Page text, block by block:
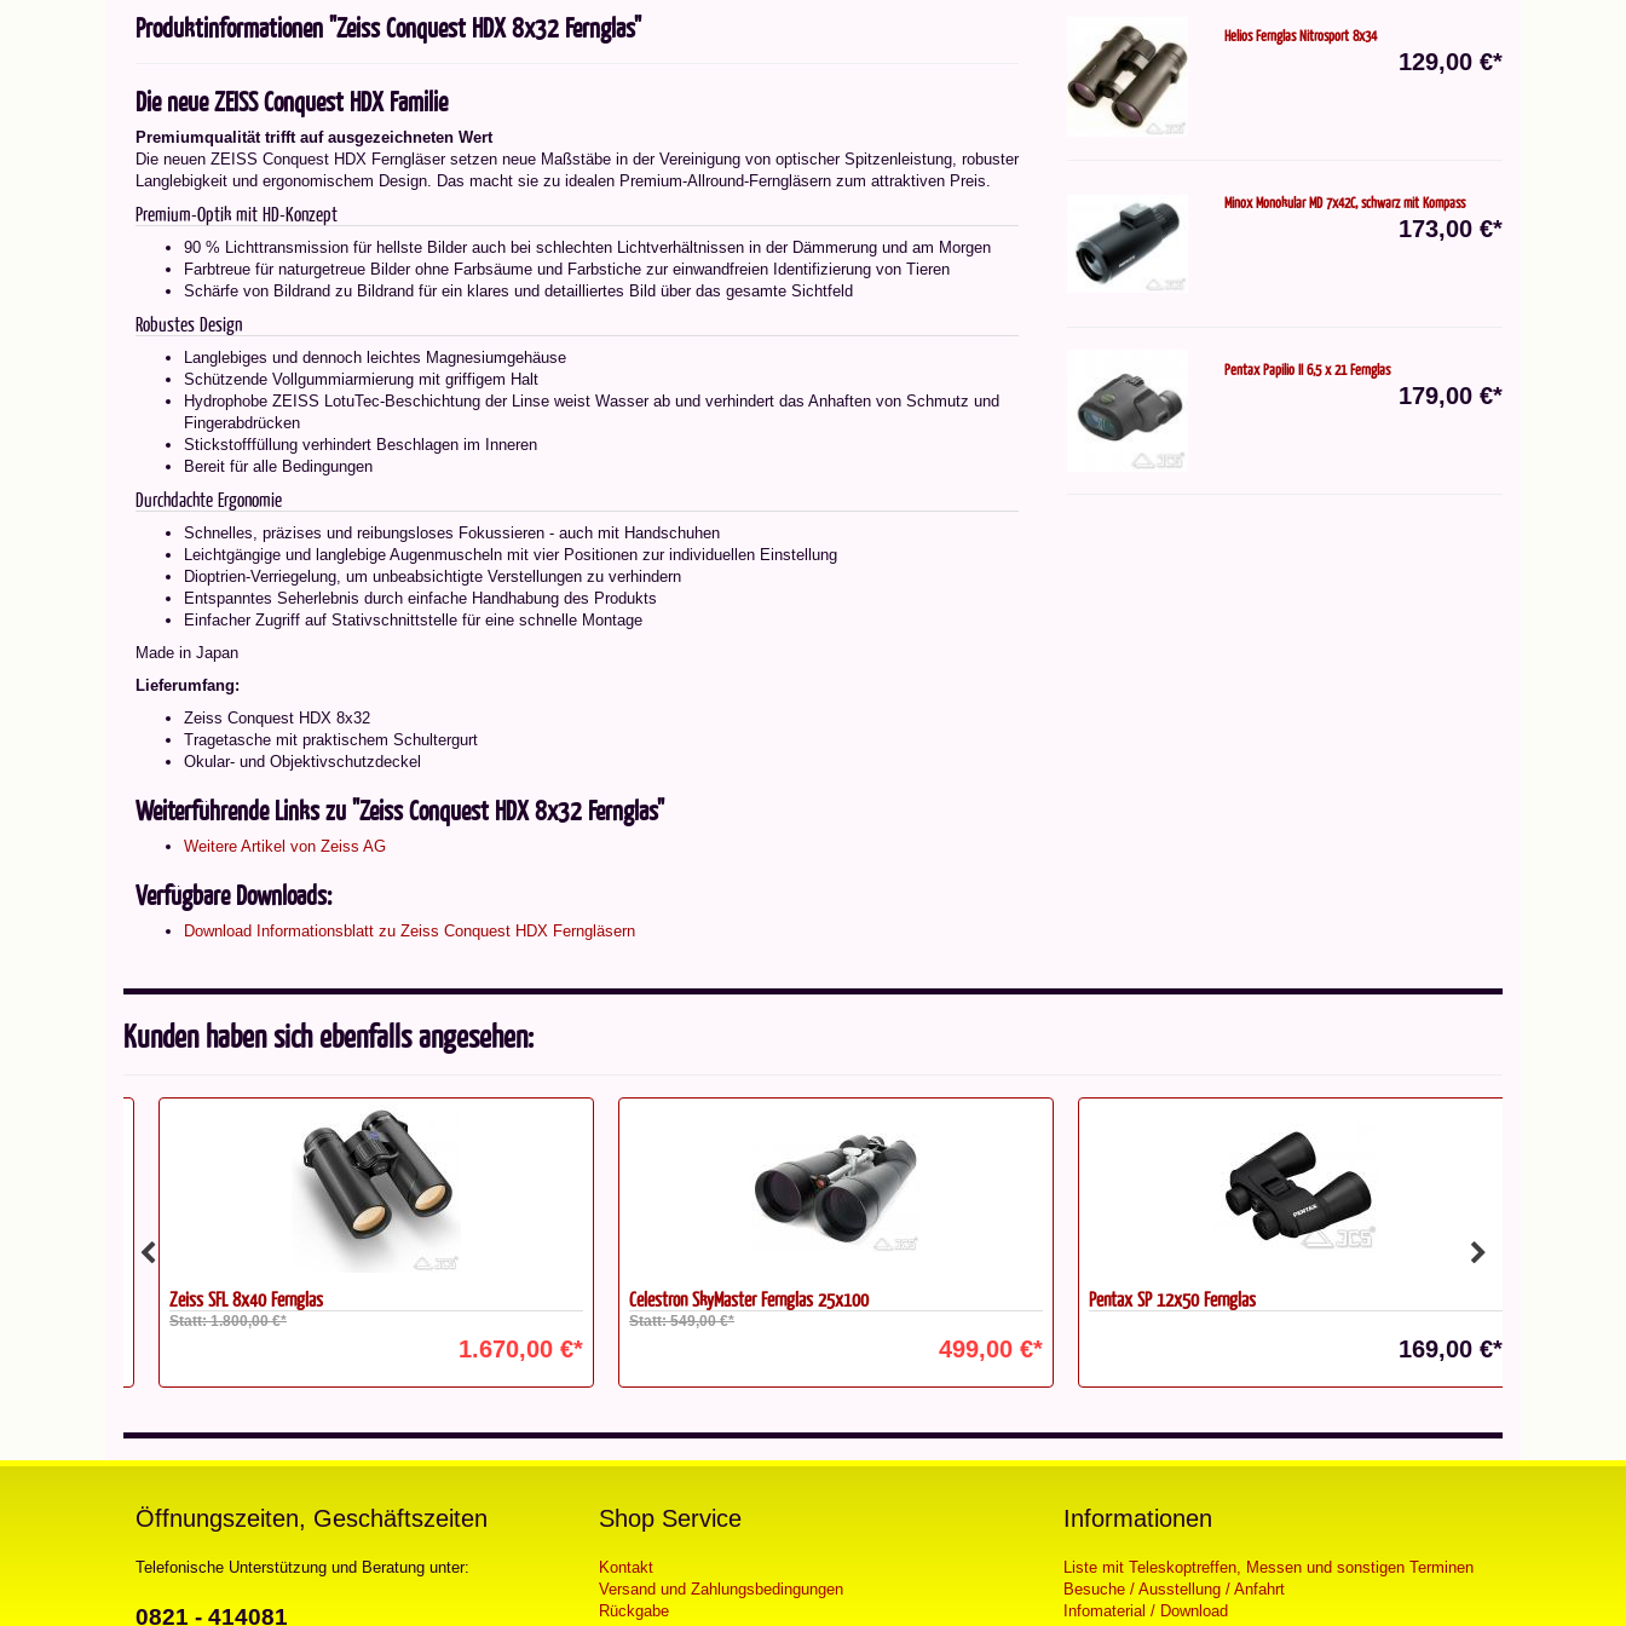
Produktinformationen "Zeiss Conquest HDX 8x32 Fernglas"
Die neue ZEISS Conquest HDX Familie
Premiumqualität trifft auf ausgezeichneten Wert
Die neuen ZEISS Conquest HDX Ferngläser setzen neue Maßstäbe in der Vereinigung von optischer Spitzenleistung, robuster
Langlebigkeit und ergonomischem Design. Das macht sie zu idealen Premium-Allround-Ferngläsern zum attraktiven Preis.
Premium-Optik mit HD-Konzept
90 % Lichttransmission für hellste Bilder auch bei schlechten Lichtverhältnissen in der Dämmerung und am Morgen
Farbtreue für naturgetreue Bilder ohne Farbsäume und Farbstiche zur einwandfreien Identifizierung von Tieren
Schärfe von Bildrand zu Bildrand für ein klares und detailliertes Bild über das gesamte Sichtfeld
Robustes Design
Langlebiges und dennoch leichtes Magnesiumgehäuse
Schützende Vollgummiarmierung mit griffigem Halt
Hydrophobe ZEISS LotuTec-Beschichtung der Linse weist Wasser ab und verhindert das Anhaften von Schmutz und
Fingerabdrücken
Stickstofffüllung verhindert Beschlagen im Inneren
Bereit für alle Bedingungen
Durchdachte Ergonomie
Schnelles, präzises und reibungsloses Fokussieren - auch mit Handschuhen
Leichtgängige und langlebige Augenmuscheln mit vier Positionen zur individuellen Einstellung
Dioptrien-Verriegelung, um unbeabsichtigte Verstellungen zu verhindern
Entspanntes Seherlebnis durch einfache Handhabung des Produkts
Einfacher Zugriff auf Stativschnittstelle für eine schnelle Montage
Made in Japan
Lieferumfang:
Zeiss Conquest HDX 8x32
Tragetasche mit praktischem Schultergurt
Okular- und Objektivschutzdeckel
Weiterführende Links zu "Zeiss Conquest HDX 8x32 Fernglas"
Weitere Artikel von Zeiss AG
Verfügbare Downloads:
Download Informationsblatt zu Zeiss Conquest HDX Ferngläsern
Helios Fernglas Nitrosport 8x34
129,00 €*
Minox Monokular MD 7x42C, schwarz mit Kompass
173,00 €*
Pentax Papilio II 6,5 x 21 Fernglas
179,00 €*
Kunden haben sich ebenfalls angesehen:
Zeiss SFL 8x40 Fernglas
Statt: 1.800,00 €*
1.670,00 €*
Celestron SkyMaster Fernglas 25x100
Statt: 549,00 €*
499,00 €*
Pentax SP 12x50 Fernglas
169,00 €*
Öffnungszeiten, Geschäftszeiten
Telefonische Unterstützung und Beratung unter:
0821 - 414081
Shop Service
Kontakt
Versand und Zahlungsbedingungen
Rückgabe
Informationen
Liste mit Teleskoptreffen, Messen und sonstigen Terminen
Besuche / Ausstellung / Anfahrt
Infomaterial / Download